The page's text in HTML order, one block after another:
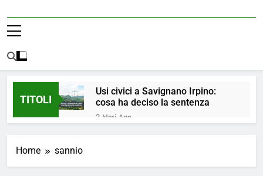
TITOLI
Usi civici a Savignano Irpino:
cosa ha deciso la sentenza
2 Mesi Ago
ORDINANZA N. 8/2026 –
Home sannio